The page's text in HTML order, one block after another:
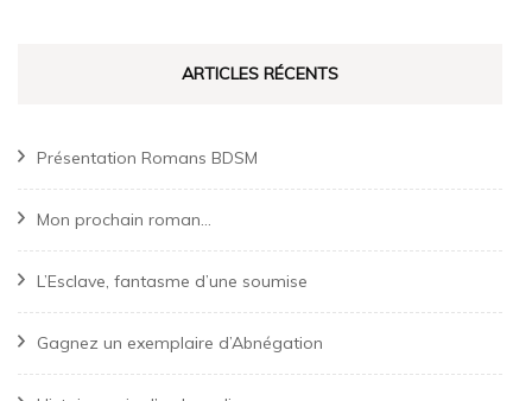
ARTICLES RÉCENTS
Présentation Romans BDSM
Mon prochain roman…
L’Esclave, fantasme d’une soumise
Gagnez un exemplaire d’Abnégation